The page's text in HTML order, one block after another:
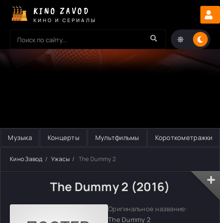
KINO ZAVOD
КИНО И СЕРИАЛЫ
Музыка Концерты Мультфильмы Короткометражки
Кино Завод Ужасы The Dummy 2
The Dummy 2 (2016)
Оригинальное название:
The Dummy 2